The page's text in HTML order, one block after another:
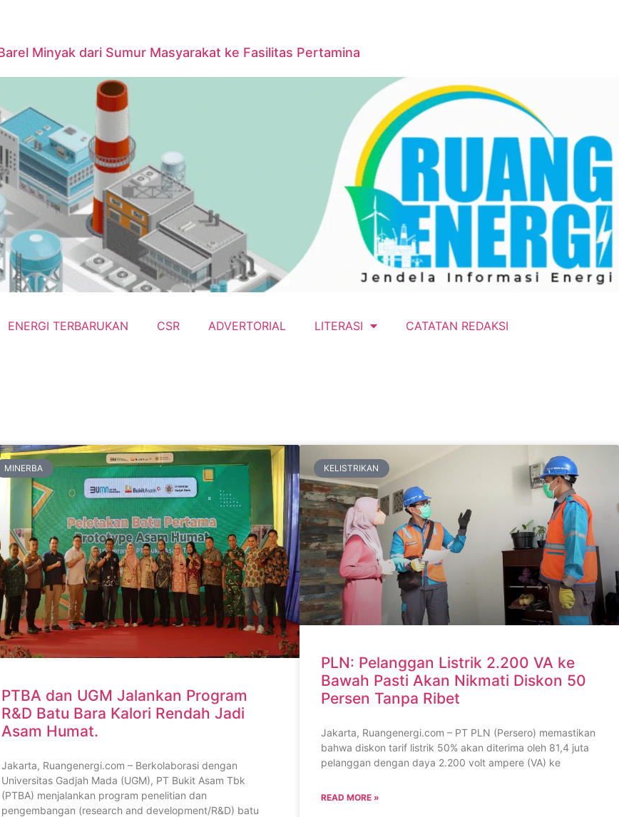
Minyak dari Sumur Masyarakat ke Fasilitas Pertamina
ENERGI TERBARUKAN CSR ADVERTORIAL LITERASI CATATAN REDAKSI
MINERBA
PTBA dan UGM Jalankan Program
R&D Batu Bara Kalori Rendah Jadi
Asam Humat.
Jakarta, Ruangenergi.com – Berkolaborasi dengan
Universitas Gadjah Mada (UGM), PT Bukit Asam Tbk
(PTBA) menjalankan program penelitian dan
pengembangan (research and development/R&D) batu
KELISTRIKAN
PLN: Pelanggan Listrik 2.200 VA ke
Bawah Pasti Akan Nikmati Diskon 50
Persen Tanpa Ribet
Jakarta, Ruangenergi.com – PT PLN (Persero) memastikan
bahwa diskon tarif listrik 50% akan diterima oleh 81,4 juta
pelanggan dengan daya 2.200 volt ampere (VA) ke
READ MORE »